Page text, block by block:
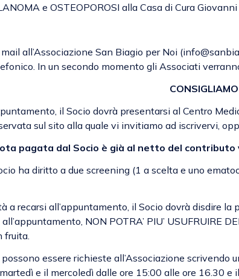
e OSTEOPOROSI alla Casa di Cura Giovanni
all’Associazione San Biagio per Noi
In un secondo momento gli Associati
il Socio dovrà presentarsi al Centro
sul sito alla quale vi invitiamo ad iscrivervi,
pagata dal Socio è già al netto del
ha diritto a due screening (1 a scelta e uno
a recarsi all’appuntamento, il Socio dovrà disdire
NON POTRA’ PIU’ USUFRUIRE
fruita.
essere richieste all’Associazione
e il mercoledì dalle ore 15:00 alle ore 16.30 e